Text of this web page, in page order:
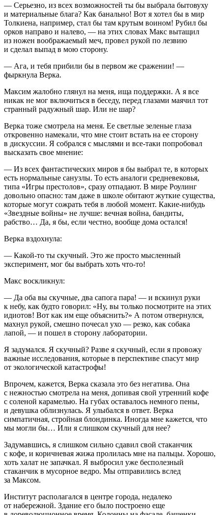
— Серьезно, из всех возможностей ты бы выбрала бытовуху
и материальные блага? Как банально! Вот я хотел бы в мир
Толкиена, например, стал бы там крутым воином! Рубил бы
орков направо и налево, — на этих словах Макс вытащил
из ножен воображаемый меч, провел рукой по лезвию
и сделал выпад в мою сторону.
— Ага, и тебя прибили бы в первом же сражении! —
фыркнула Верка.
Максим жалобно глянул на меня, ища поддержки. А я все
никак не мог включиться в беседу, перед глазами маячил тот
странный радужный шар. Или не шар?
Верка тоже смотрела на меня. Ее светлые зеленые глаза
откровенно намекали, что мне стоит встать на ее сторону
в дискуссии. Я собрался с мыслями и все-таки попробовал
высказать свое мнение:
— Из всех фантастических миров я бы выбрал те, в которых
есть нормальные санузлы. То есть аналоги средневековья,
типа «Игры престолов», сразу отпадают. В мире Роулинг
довольно опасно: там даже в школе обитают жуткие существа,
которые могут сожрать тебя в любой момент. Какие-нибудь
«Звездные войны» не лучше: вечная война, бандиты,
рабство… Да, я бы, если честно, вообще дома остался!
Верка вздохнула:
— Какой-то ты скучный. Это же просто мысленный
эксперимент, мог бы выбрать хоть что-то!
Макс воскликнул:
— Да оба вы скучные, два сапога пара! — и вскинул руки
к небу, как будто говорил: «Ну, вы только посмотрите на этих
идиотов! Вот как им еще объяснить?» А потом отвернулся,
махнул рукой, смешно почесал ухо — резко, как собака
лапой, — и пошел в сторону лаборатории.
Я задумался. Я скучный? Разве я скучный, если я провожу
важные исследования, которые в перспективе спасут мир
от экологической катастрофы!
Впрочем, кажется, Верка сказала это без негатива. Она
с нежностью смотрела на меня, допивая свой утренний кофе
с соленой карамелью. На губах оставалось немного пены,
и девушка облизнулась. Я улыбался в ответ. Верка
симпатичная, стройная блондинка. Иногда мне кажется, что
мы могли бы… Или я слишком скучный для нее?
Задумавшись, я слишком сильно сдавил свой стаканчик
с кофе, и коричневая жижа пролилась мне на пальцы. Хорошо,
хоть халат не запачкал. Я выбросил уже бесполезный
стаканчик в мусорное ведро. Мы отправились вслед
за Максом.
Институт располагался в центре города, недалеко
от набережной. Здание его было построено еще